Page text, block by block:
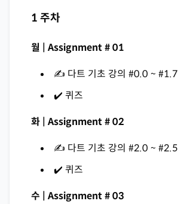
1 주차
월 | Assignment # 01
✍️ 다트 기초 강의 #0.0 ~ #1.7
✔️ 퀴즈
화 | Assignment # 02
✍️ 다트 기초 강의 #2.0 ~ #2.5
✔️ 퀴즈
수 | Assignment # 03